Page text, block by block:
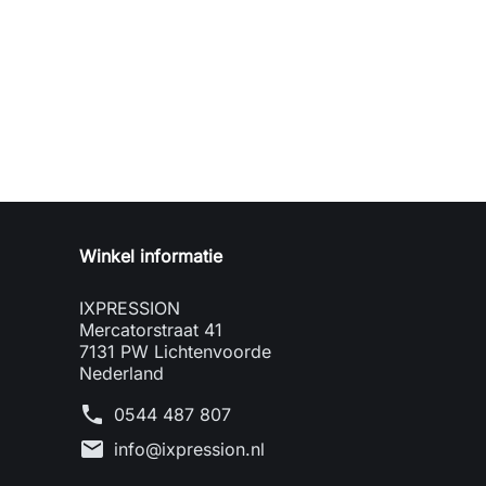
Winkel informatie
IXPRESSION
Mercatorstraat 41
7131 PW Lichtenvoorde
Nederland
phone 0544 487 807
mail info@ixpression.nl